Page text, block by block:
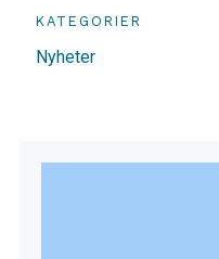
KATEGORIER
Nyheter